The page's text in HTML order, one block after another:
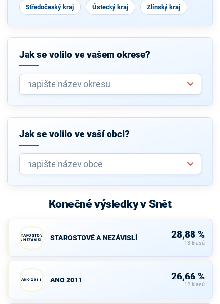
Středočeský kraj Ústecký kraj Zlínský kraj
Jak se volilo ve vašem okrese?
Jak se volilo ve vaší obci?
Konečné výsledky v Snět
STAROSTOVÉ
A NEZÁVISLÍ
STAROSTOVÉ A NEZÁVISLÍ 28,88 %
13 hlasů
ANO 2011 ANO 2011 26,66 %
12 hlasů